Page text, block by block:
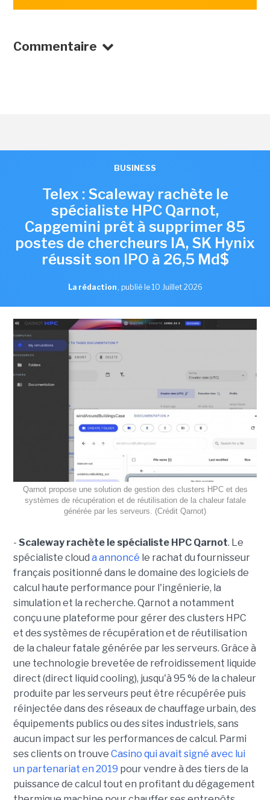
Commentaire
BUSINESS
Telex : Scaleway rachète le
spécialiste HPC Qarnot,
Capgemini prêt à supprimer 85
postes de chercheurs IA, SK Hynix
réussit son IPO à 26,5 Md$
La rédaction , publié le 10 Juillet 2026
Qarnot propose une solution de gestion des clusters HPC et des
systèmes de récupération et de réutilisation de la chaleur fatale
générée par les serveurs. (Crédit Qarnot)
- Scaleway rachète le spécialiste HPC Qarnot. Le
spécialiste cloud a annoncé le rachat du fournisseur
français positionné dans le domaine des logiciels de
calcul haute performance pour l'ingénierie, la
simulation et la recherche. Qarnot a notamment
conçu une plateforme pour gérer des clusters HPC
et des systèmes de récupération et de réutilisation
de la chaleur fatale générée par les serveurs. Grâce à
une technologie brevetée de refroidissement liquide
direct (direct liquid cooling), jusqu'à 95 % de la chaleur
produite par les serveurs peut être récupérée puis
réinjectée dans des réseaux de chauffage urbain, des
équipements publics ou des sites industriels, sans
aucun impact sur les performances de calcul. Parmi
ses clients on trouve Casino qui avait signé avec lui
un partenariat en 2019 pour vendre à des tiers de la
puissance de calcul tout en profitant du dégagement